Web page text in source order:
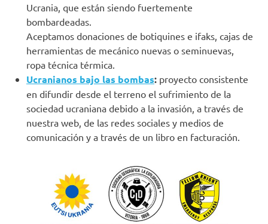
Ucrania, que están siendo fuertemente
bombardeadas.
Aceptamos donaciones de botiquines e ifaks, cajas de
herramientas de mecánico nuevas o seminuevas,
ropa técnica térmica.
Ucranianos bajo las bombas: proyecto consistente
en difundir desde el terreno el sufrimiento de la
sociedad ucraniana debido a la invasión, a través de
nuestra web, de las redes sociales y medios de
comunicación y a través de un libro en facturación.